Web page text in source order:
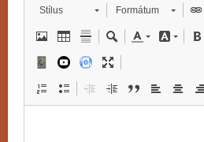
Stílus Formátum